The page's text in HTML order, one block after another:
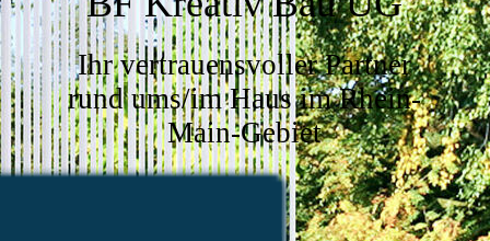
Ihr vertrauensvoller Partner
rund ums/im Haus im Rhein-
Main-Gebiet